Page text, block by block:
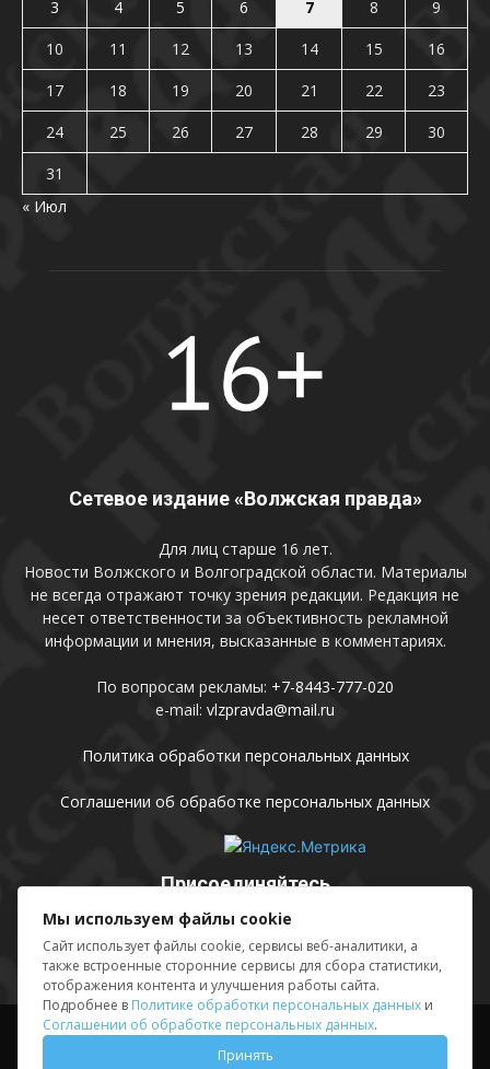
3
4 5 6 7 8
9
10
11 12 13 14 15
16
17
18 19 20 21 22
23
24
25 26 27 28 29
30
31
« Июл
Сетевое издание «Волжская правда»
Для лиц старше 16 лет.
Новости Волжского и Волгоградской области. Материалы
не всегда отражают точку зрения редакции. Редакция не
несет ответственности за объективность рекламной
информации и мнения, высказанные в комментариях.
По вопросам рекламы: +7-8443-777-020
e-mail: vlzpravda@mail.ru
Политика обработки персональных данных
Соглашении об обработке персональных данных
Присоединяйтесь
Выходные данные Sing in
Мы используем файлы cookie
Сайт использует файлы cookie, сервисы веб-аналитики, а
также встроенные сторонние сервисы для сбора статистики,
отображения контента и улучшения работы сайта.
Подробнее в Политике обработки персональных данных и
Соглашении об обработке персональных данных.
Принять